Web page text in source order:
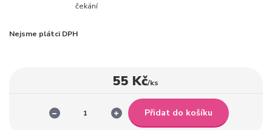
čekání
Nejsme plátci DPH
55 Kč/ks
Přidat do košíku